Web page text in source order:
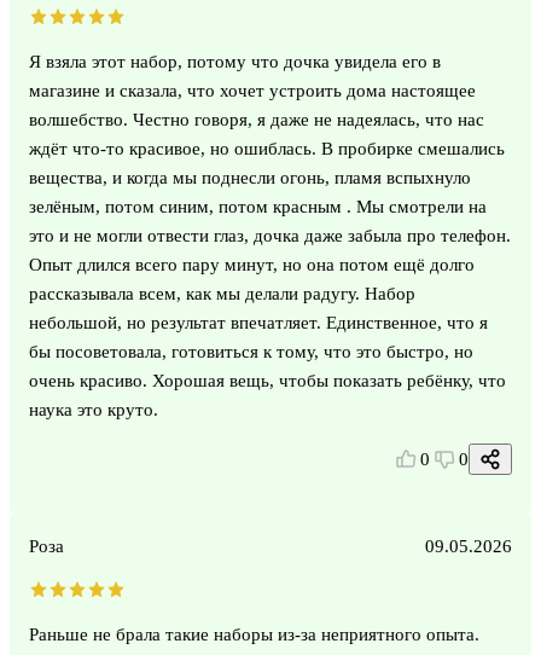
Я взяла этот набор, потому что дочка увидела его в
магазине и сказала, что хочет устроить дома настоящее
волшебство. Честно говоря, я даже не надеялась, что нас
ждёт что‑то красивое, но ошиблась. В пробирке смешались
вещества, и когда мы поднесли огонь, пламя вспыхнуло
зелёным, потом синим, потом красным . Мы смотрели на
это и не могли отвести глаз, дочка даже забыла про телефон.
Опыт длился всего пару минут, но она потом ещё долго
рассказывала всем, как мы делали радугу. Набор
небольшой, но результат впечатляет. Единственное, что я
бы посоветовала, готовиться к тому, что это быстро, но
очень красиво. Хорошая вещь, чтобы показать ребёнку, что
наука это круто.
0 0
Роза 09.05.2026
Раньше не брала такие наборы из-за неприятного опыта.